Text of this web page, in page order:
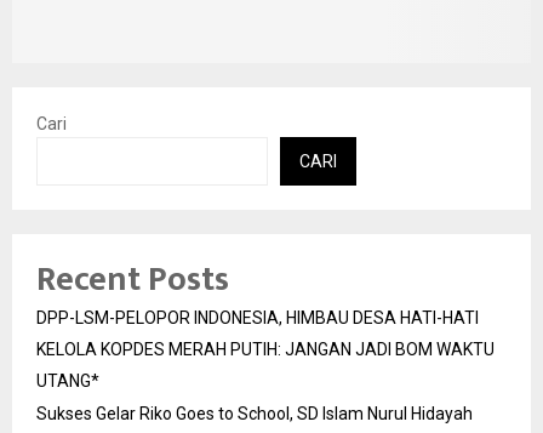
Cari
CARI
Recent Posts
DPP-LSM-PELOPOR INDONESIA, HIMBAU DESA HATI-HATI
KELOLA KOPDES MERAH PUTIH: JANGAN JADI BOM WAKTU
UTANG*
Sukses Gelar Riko Goes to School, SD Islam Nurul Hidayah